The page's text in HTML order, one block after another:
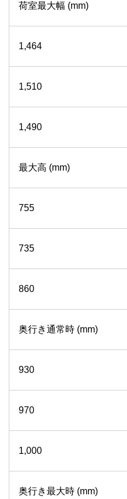
荷室最大幅 (mm)
1,464
1,510
1,490
最大高 (mm)
755
735
860
奥行き通常時 (mm)
930
970
1,000
奥行き最大時 (mm)